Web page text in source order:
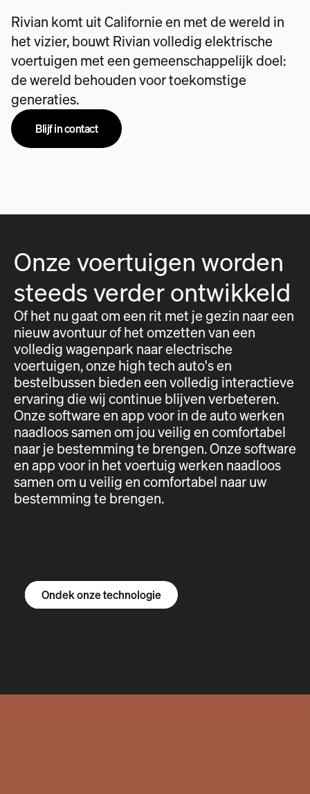
Rivian komt uit Californie en met de wereld in
het vizier, bouwt Rivian volledig elektrische
voertuigen met een gemeenschappelijk doel:
de wereld behouden voor toekomstige
generaties.
Blijf in contact
Onze voertuigen worden
steeds verder ontwikkeld
Of het nu gaat om een rit met je gezin naar een
nieuw avontuur of het omzetten van een
volledig wagenpark naar electrische
voertuigen, onze high tech auto's en
bestelbussen bieden een volledig interactieve
ervaring die wij continue blijven verbeteren.
Onze software en app voor in de auto werken
naadloos samen om jou veilig en comfortabel
naar je bestemming te brengen. Onze software
en app voor in het voertuig werken naadloos
samen om u veilig en comfortabel naar uw
bestemming te brengen.
Ontdek de R1S
Ontdek de R1T
Ontdek de bestelbus
Ondek onze technologie